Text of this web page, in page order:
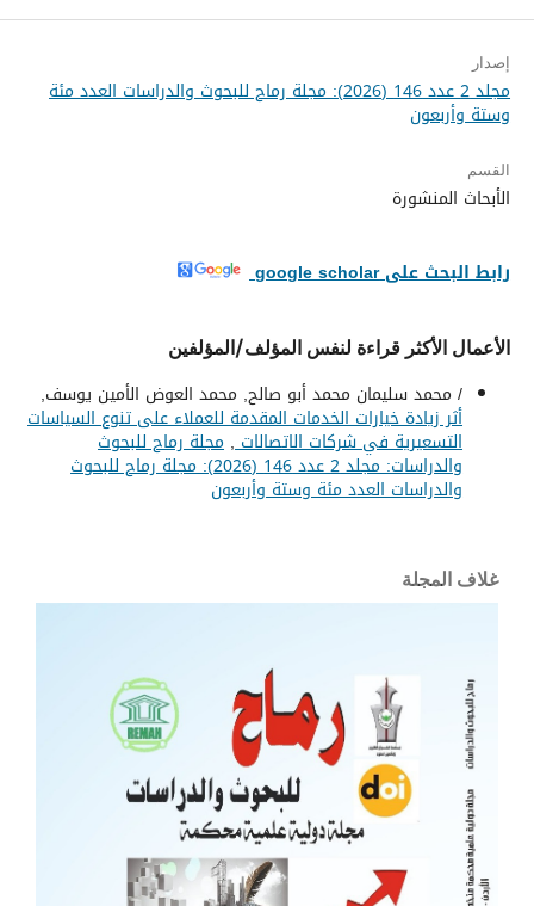
إصدار
مجلد 2 عدد 146 (2026): مجلة رماح للبحوث والدراسات العدد مئة
وستة وأربعون
القسم
الأبحاث المنشورة
رابط البحث على google scholar
الأعمال الأكثر قراءة لنفس المؤلف/المؤلفين
/ محمد سليمان محمد أبو صالح, محمد العوض الأمين يوسف,
أثر زيادة خيارات الخدمات المقدمة للعملاء على تنوع السياسات
التسعيرية في شركات الاتصالات, مجلة رماح للبحوث
والدراسات: مجلد 2 عدد 146 (2026): مجلة رماح للبحوث
والدراسات العدد مئة وستة وأربعون
غلاف المجلة